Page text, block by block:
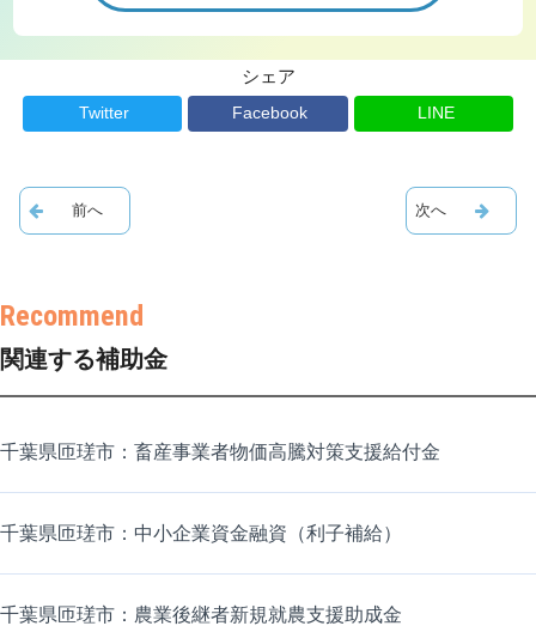
シェア
Twitter Facebook LINE
関連する補助金
千葉県匝瑳市：畜産事業者物価高騰対策支援給付金
千葉県匝瑳市：中小企業資金融資（利子補給）
千葉県匝瑳市：農業後継者新規就農支援助成金